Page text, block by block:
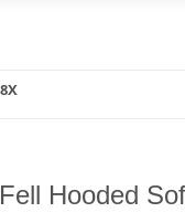
Hooded